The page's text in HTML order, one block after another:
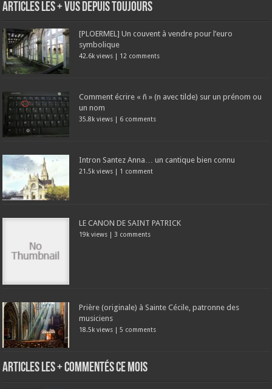
Articles les + vus depuis toujours
[PLOERMEL] Un couvent à vendre pour l’euro
symbolique
42.6k views | 12 comments
Comment écrire « ñ » (n avec tilde) sur un prénom ou
un nom
35.8k views | 6 comments
Intron Santez Anna… un cantique bien connu
21.5k views | 1 comment
LE CANON DE SAINT PATRICK
19k views | 3 comments
Prière (originale) à Sainte Cécile, patronne des
musiciens
18.5k views |5 comments
Articles les + commentés ce mois